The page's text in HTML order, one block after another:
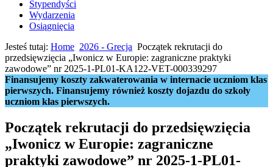
Stypendyści
Wydarzenia
Osiągnięcia
Jesteś tutaj: Home 2026 - Grecja Początek rekrutacji do
przedsięwzięcia „Iwonicz w Europie: zagraniczne praktyki
zawodowe” nr 2025-1-PL01-KA122-VET-000339297
Finansujemy koszty zakwaterowania w internacie uczniom klas
pierwszych. Finansujemy również koszty dojazdu do szkoły
uczniom klas pierwszych.
Początek rekrutacji do przedsięwzięcia
„Iwonicz w Europie: zagraniczne
praktyki zawodowe” nr 2025-1-PL01-